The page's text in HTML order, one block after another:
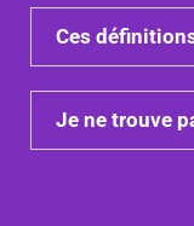
Ces
Je ne trouve